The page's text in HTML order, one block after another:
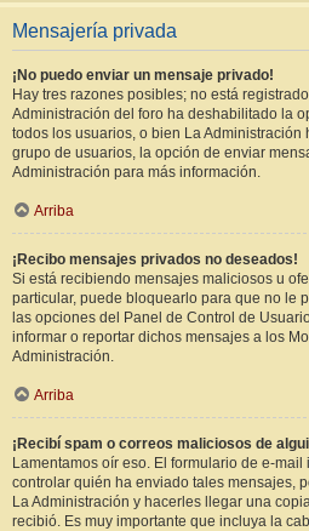
Mensajería privada
¡No puedo enviar un mensaje privado!
Hay tres razones posibles; no está
Administración del foro ha deshabilitado la
todos los usuarios, o bien La
grupo de usuarios, la opción de enviar
Administración para más información.
Arriba
¡Recibo mensajes privados no deseados!
Si está recibiendo mensajes maliciosos u
particular, puede bloquearlo para que no le
las opciones del Panel de Control de
informar o reportar dichos mensajes a los
Administración.
Arriba
¡Recibí spam o correos maliciosos de
Lamentamos oír eso. El formulario de e-
controlar quién ha enviado tales mensajes,
La Administración y hacerles llegar una
recibió. Es muy importante que incluya la